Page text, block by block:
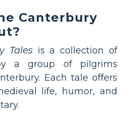
Canterbury
Talesis a collection of
a group of pilgrims
Each tale offers
life, humor, and